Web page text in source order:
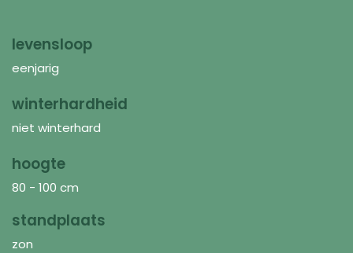
levensloop
eenjarig
winterhardheid
niet winterhard
hoogte
80 - 100 cm
standplaats
zon